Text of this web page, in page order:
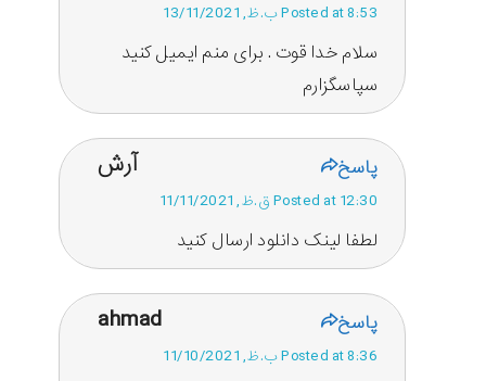
Posted at 8:53 ب.ظ, 13/11/2021
سلام خدا قوت . برای منم ایمیل کنید
سپاسگزارم
آرش پاسخ
Posted at 12:30 ق.ظ, 11/11/2021
لطفا لینک دانلود ارسال کنید
ahmad پاسخ
Posted at 8:36 ب.ظ, 11/10/2021